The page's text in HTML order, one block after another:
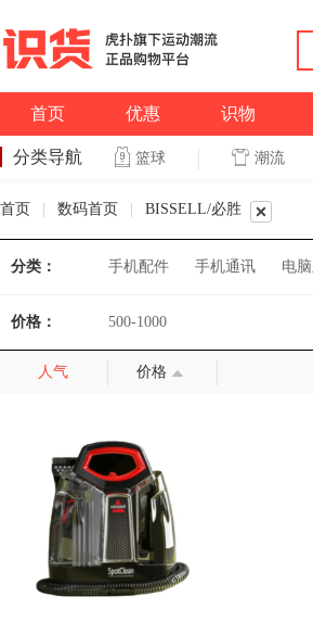
首页 优惠 识物
分类导航 篮球 潮流
首页 数码首页 BISSELL/必胜
分类： 手机配件 手机通讯 电
价格： 500-1000
人气 价格